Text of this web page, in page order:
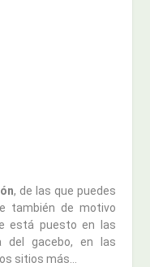
, de las que puedes
también de motivo
está puesto en las
del gacebo, en las
sitios más…